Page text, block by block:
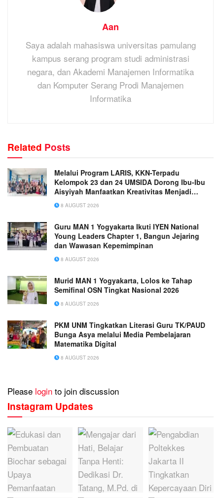
Aan
Saya adalah mahasiswa universitas pamulang
kampus serang program studi administrasi
negara, dan Akademi Manajemen Informatika
dan Komputer Serang Prodi Manajemen
Informatika
Related Posts
Melalui Program LARIS, KKN-Terpadu
Kelompok 23 dan 24 UMSIDA Dorong Ibu-Ibu
Aisyiyah Manfaatkan Kreativitas Menjadi
Peluang Usaha
8 AUGUST 2026
Guru MAN 1 Yogyakarta Ikuti IYEN National
Young Leaders Chapter 1, Bangun Jejaring
dan Wawasan Kepemimpinan
8 AUGUST 2026
Murid MAN 1 Yogyakarta, Lolos ke Tahap
Semifinal OSN Tingkat Nasional 2026
8 AUGUST 2026
PKM UNM Tingkatkan Literasi Guru TK/PAUD
Bunga Asya melalui Media Pembelajaran
Matematika Digital
8 AUGUST 2026
Please login to join discussion
Instagram Updates